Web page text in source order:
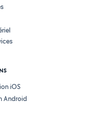
iOS
Android